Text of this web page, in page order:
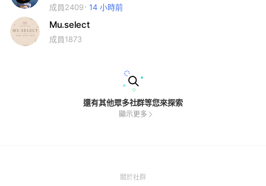
成員2409
14 小時前
Mu.select
成員1873
還有其他眾多社群等您來探索
顯示更多
關於社群(Open